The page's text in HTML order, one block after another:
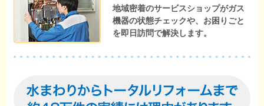
地域密着のサービスショップがガス
機器の状態チェックや、お困りごと
を即日訪問で解決します。